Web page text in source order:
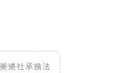
通社承擔法